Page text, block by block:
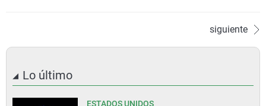
siguiente
Lo último
ESTADOS UNIDOS